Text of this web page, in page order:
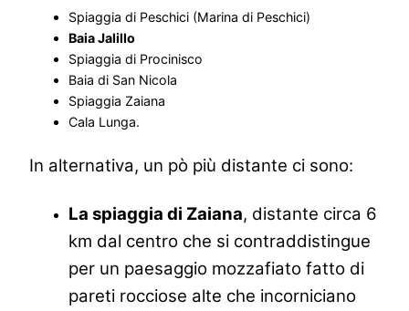
Spiaggia di Peschici (Marina di Peschici)
Baia Jalillo
Spiaggia di Procinisco
Baia di San Nicola
Spiaggia Zaiana
Cala Lunga.
In alternativa, un pò più distante ci sono:
La spiaggia di Zaiana, distante circa 6
km dal centro che si contraddistingue
per un paesaggio mozzafiato fatto di
pareti rocciose alte che incorniciano